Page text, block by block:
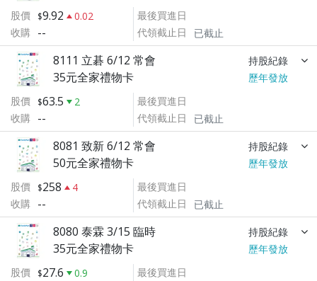
股價
9.92
0.02
收購 --
最後買進日
代領截止日
已截止
8111 立碁 6/12 常會 持股紀錄
35元全家禮物卡
歷年發放
股價
63.5
2
收購 --
最後買進日
代領截止日
已截止
8081 致新 6/12 常會 持股紀錄
50元全家禮物卡
歷年發放
股價
258
4
收購 --
最後買進日
代領截止日
已截止
8080 泰霖 3/15 臨時 持股紀錄
35元全家禮物卡
歷年發放
股價
27.6
0.9
最後買進日